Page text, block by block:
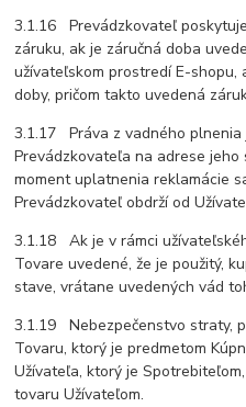
3.1.16 Prevádzkovateľ
záruku, ak je záručná doba
užívateľskom prostredí E-shopu,
doby, pričom takto uvedená
3.1.17 Práva z vadného
Prevádzkovateľa na adrese jeho
moment uplatnenia reklamácie
Prevádzkovateľ obdrží od
3.1.18 Ak je v rámci
Tovare uvedené, že je použitý,
stave, vrátane uvedených vád
3.1.19 Nebezpečenstvo straty,
Tovaru, ktorý je predmetom
Užívateľa, ktorý je
tovaru Užívateľom.